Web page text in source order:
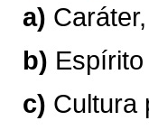
a)
b)
c) Cultura